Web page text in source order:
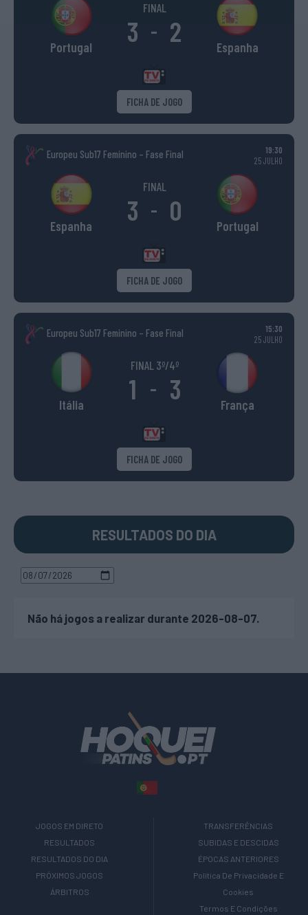
Portugal
FINAL
3 - 2 Espanha
FICHA DE JOGO
Europeu Sub17 Feminino – Fase Final
19:30
25 JULHO
Espanha
FINAL
3 - 0 Portugal
FICHA DE JOGO
Europeu Sub17 Feminino – Fase Final
15:30
25 JULHO
Itália
FINAL 3º/4º
1 - 3 França
FICHA DE JOGO
RESULTADOS DO DIA
Não há jogos a realizar durante 2026-08-07.
JOGOS EM DIRETO
RESULTADOS
RESULTADOS DO DIA
PRÓXIMOS JOGOS
ÁRBITROS
TRANSFERÊNCIAS
SUBIDAS E DESCIDAS
ÉPOCAS ANTERIORES
Política De Privacidade E
Cookies
Termos E Condições